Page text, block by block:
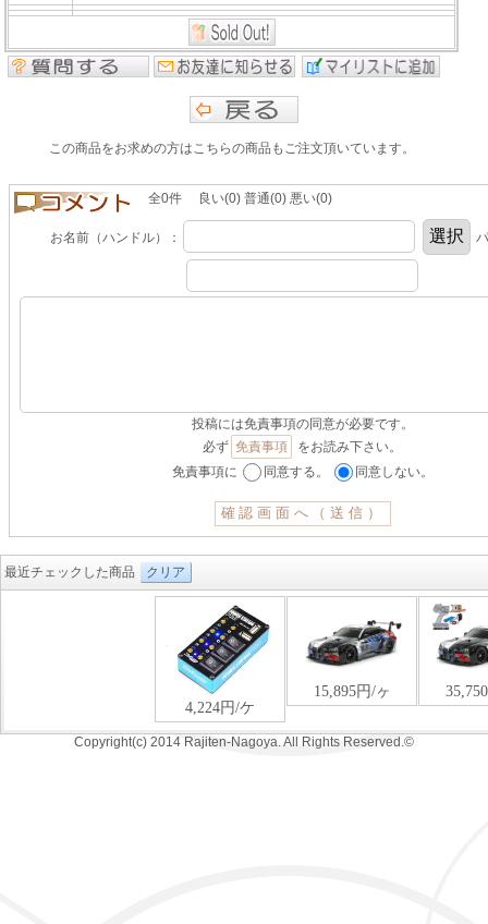
この商品をお求めの方はこちらの商品もご注文頂いています。
全0件 良い(0) 普通(0) 悪い(0)
お名前（ハンドル）：
投稿には免責事項の同意が必要です。
必ず 免責事項
をお読み下さい。
免責事項に
同意する。 同意しない。
最近チェックした商品 クリア
Copyright(c) 2014 Rajiten-Nagoya. All Rights Reserved.©